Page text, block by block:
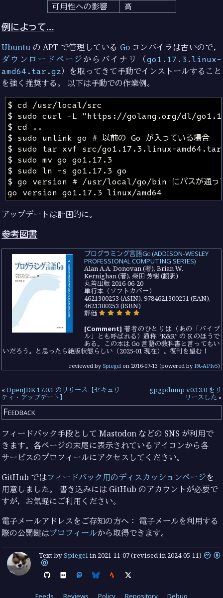
可用性への影響
高
例によって…
Ubuntu の APT で管理している Goコンパイラは古いので，
ダウンロードページからバイナリ（go1.17.3.linux-
amd64.tar.gz）を取ってきて手動でインストールすること
を強く推奨する。 以下は手動での作業例。
$ sudo unlink go # 以前の Go が入っている場合
go version go1.17.3 linux/amd64
アップデートは計画的に。
参考図書
プログラミング言語Go (ADDISON-WESLEY
PROFESSIONAL COMPUTING SERIES)
Alan A.A. Donovan (著), Brian W.
Kernighan (著), 柴田 芳樹 (翻訳)
丸善出版 2016-06-20
単行本（ソフトカバー）
4621300253 (ASIN), 9784621300251 (EAN),
4621300253 (ISBN)
評価
[Comment] 著者のひとりは（あの「バイブ
ル」とも呼ばれる）通称 “K&R” の K のほうで
ある。この本は Go 言語の教科書と言ってもい
いだろう。と思ったら絶版状態らしい（2025-01 現在）。復刊を望む！
reviewed by Spiegel on 2016-07-13 (powered by PA-APIv5)
«OpenJDK 17.0.1 のリリース【セキュリ
ティ・アップデート】
gpgpdump v0.13.0 をリ
リースした »
Feedback
フィードバック手段として Mastodon などの SNS が利用で
きます。各ページの末尾に表示されているアイコンから各
サービスのプロフィールにアクセスしてください。
GitHub ではフィードバック用のディスカッションページを
用意しました。 書き込みには GitHub のアカウントが必要で
すが，お気軽にご利用ください。
電子メールアドレスをご存知の方へ： 電子メールを利用する
際の公開鍵はプロフィールから取得できます。
Text bySpiegelin 2021-11-07(revised in 2024-05-11)
Feeds Reviews Policy Repository Debug